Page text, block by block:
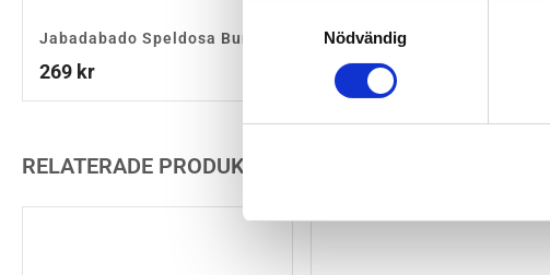
Nödvändig
Jabadabado Speldosa Bunny
269 kr
Jabadabado Speldosa Teddy
269kr
RELATERADE PRODUKTER